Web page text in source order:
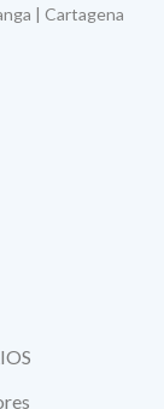
| Cartagena